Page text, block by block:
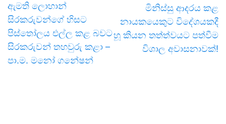
ඇමති ලොහාන්
සිරකරුවන්ගේ හිසට
පිස්තෝලය එල්ල කළ බවට
සිරකරුවන් තහවුරු කළා –
පා.ම. මනෝ ගනේෂන්
මිනිස්සු ආදරය කළ
නායකයෙකුට විදේශයකදී
හූ කියන තත්ත්වයට පත්වීම
විශාල අවාසනාවක්!